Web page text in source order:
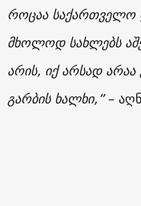
როცაა საქართველო
მხოლოდ სახლებს
არის, იქ არსად
გარბის ხალხი,”–